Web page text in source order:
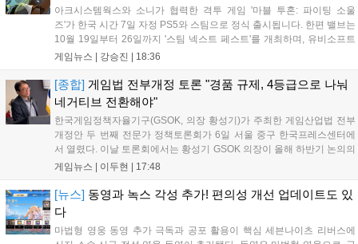
아크시스템웍스와 소니가 협력한 격투 게임 '마블 투혼: 파이팅 소울
즈'가 한국 시간 7일 자정 PS5와 스팀으로 정식 출시됩니다. 한편 밸브는
10월 19일부터 26일까지 '스팀 넥스트 페스트'를 개최하며, 유비소프트
의 '더 디비전 리서전스'가 스팀에 출시되었고, 농장 시뮬레이션 '돌록 타
각기 다른 장르에서 이용자들의 기대를 모으고 있습니다....
게임뉴스 | 강승진 18:36
[종합] 게임법 전부개정 토론 "경품 규제, 4등급으로 나눠
네거티브 전환해야"
한국게임정책자율기구(GSOK, 의장 황성기)가 주최한 게임산업법 전부
개정안 두 번째 전문가 정책토론회가 6일 서울 중구 한국프레스센터에
서 열렸다. 이날 토론회에서는 황성기 GSOK 의장이 올해 하반기 논의의
주요 쟁점과 성과를 짚은 데 이어, 박종현 한양대 법학전문대학원 교수
호사가 게임 등...
게임뉴스 | 이두현 17:48
[뉴스] 동영과 녹스 각성 추가! 편의성 개선 업데이트도 있
다
마법형 영웅 동영 추가 극독과 공포 활용이 핵심 세븐나이츠 리버스에